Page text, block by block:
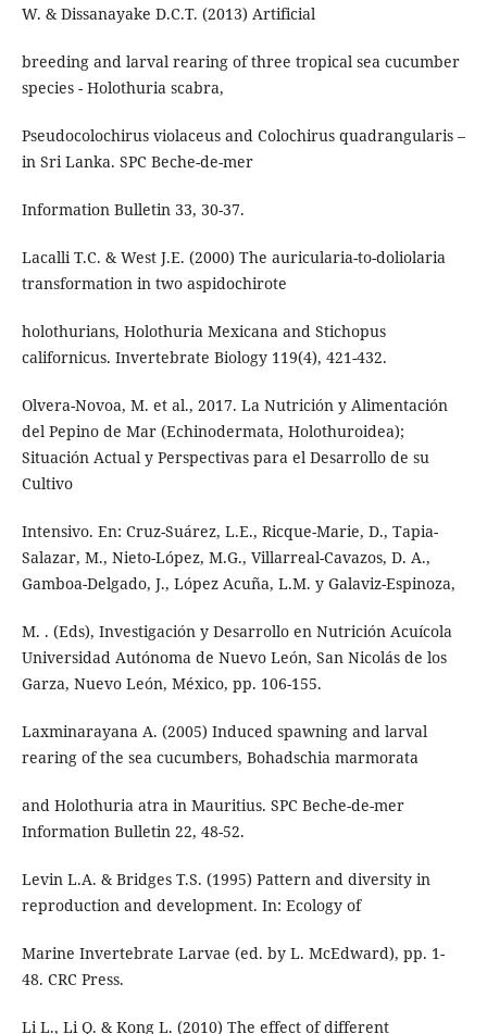
W. & Dissanayake D.C.T. (2013) Artificial
breeding and larval rearing of three tropical sea cucumber
species - Holothuria scabra,
Pseudocolochirus violaceus and Colochirus quadrangularis –
in Sri Lanka. SPC Beche-de-mer
Information Bulletin 33, 30-37.
Lacalli T.C. & West J.E. (2000) The auricularia-to-doliolaria
transformation in two aspidochirote
holothurians, Holothuria Mexicana and Stichopus
californicus. Invertebrate Biology 119(4), 421-432.
Olvera-Novoa, M. et al., 2017. La Nutrición y Alimentación
del Pepino de Mar (Echinodermata, Holothuroidea);
Situación Actual y Perspectivas para el Desarrollo de su
Cultivo
Intensivo. En: Cruz-Suárez, L.E., Ricque-Marie, D., Tapia-
Salazar, M., Nieto-López, M.G., Villarreal-Cavazos, D. A.,
Gamboa-Delgado, J., López Acuña, L.M. y Galaviz-Espinoza,
M. . (Eds), Investigación y Desarrollo en Nutrición Acuícola
Universidad Autónoma de Nuevo León, San Nicolás de los
Garza, Nuevo León, México, pp. 106-155.
Laxminarayana A. (2005) Induced spawning and larval
rearing of the sea cucumbers, Bohadschia marmorata
and Holothuria atra in Mauritius. SPC Beche-de-mer
Information Bulletin 22, 48-52.
Levin L.A. & Bridges T.S. (1995) Pattern and diversity in
reproduction and development. In: Ecology of
Marine Invertebrate Larvae (ed. by L. McEdward), pp. 1-
48. CRC Press.
Li L., Li Q. & Kong L. (2010) The effect of different